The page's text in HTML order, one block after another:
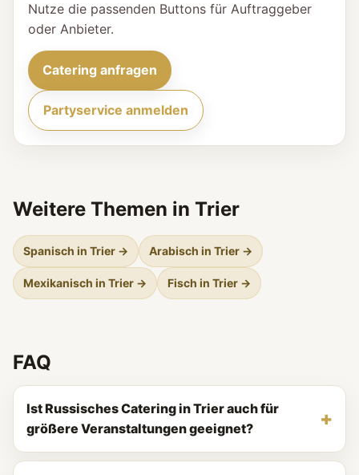
Nutze die passenden Buttons für Auftraggeber
oder Anbieter.
Catering anfragen
Partyservice anmelden
Weitere Themen in Trier
Spanisch in Trier → Arabisch in Trier →
Mexikanisch in Trier → Fisch in Trier →
FAQ
Ist Russisches Catering in Trier auch für
größere Veranstaltungen geeignet?